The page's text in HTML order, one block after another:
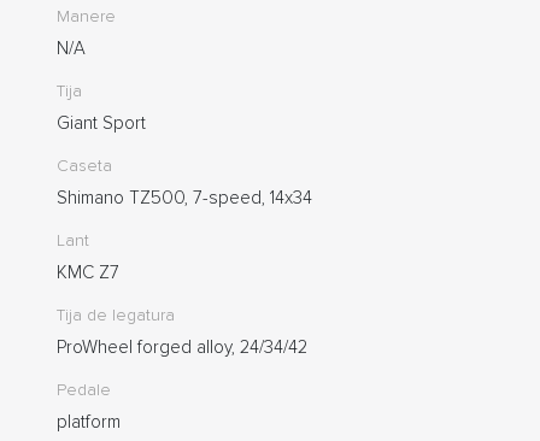
Manere
N/A
Tija
Giant Sport
Caseta
Shimano TZ500, 7-speed, 14x34
Lant
KMC Z7
Tija de legatura
ProWheel forged alloy, 24/34/42
Pedale
platform